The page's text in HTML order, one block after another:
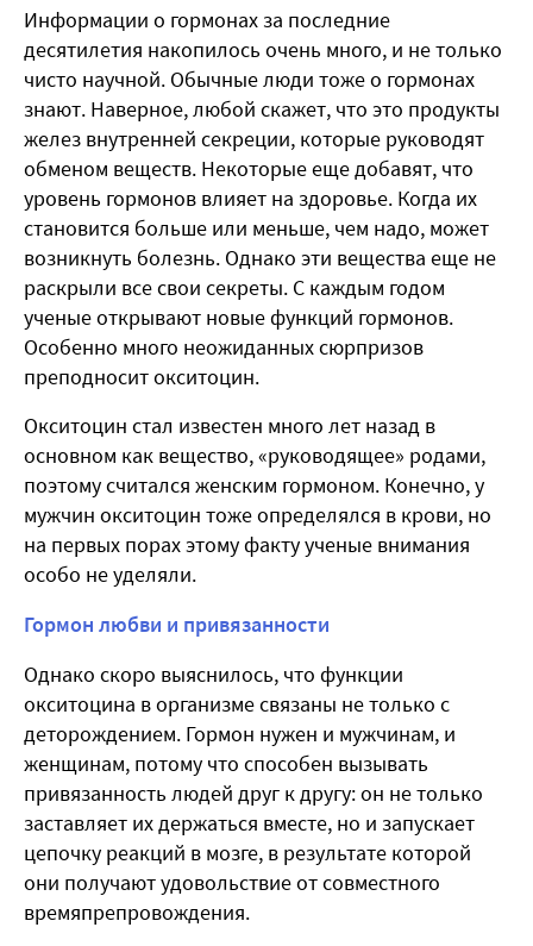
Информации о гормонах за последние
десятилетия накопилось очень много, и не только
чисто научной. Обычные люди тоже о гормонах
знают. Наверное, любой скажет, что это продукты
желез внутренней секреции, которые руководят
обменом веществ. Некоторые еще добавят, что
уровень гормонов влияет на здоровье. Когда их
становится больше или меньше, чем надо, может
возникнуть болезнь. Однако эти вещества еще не
раскрыли все свои секреты. С каждым годом
ученые открывают новые функций гормонов.
Особенно много неожиданных сюрпризов
преподносит окситоцин.
Окситоцин стал известен много лет назад в
основном как вещество, «руководящее» родами,
поэтому считался женским гормоном. Конечно, у
мужчин окситоцин тоже определялся в крови, но
на первых порах этому факту ученые внимания
особо не уделяли.
Гормон любви и привязанности
Однако скоро выяснилось, что функции
окситоцина в организме связаны не только с
деторождением. Гормон нужен и мужчинам, и
женщинам, потому что способен вызывать
привязанность людей друг к другу: он не только
заставляет их держаться вместе, но и запускает
цепочку реакций в мозге, в результате которой
они получают удовольствие от совместного
времяпрепровождения.